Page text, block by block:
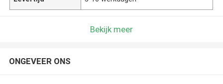
Bekijk meer
ONGEVEER ONS